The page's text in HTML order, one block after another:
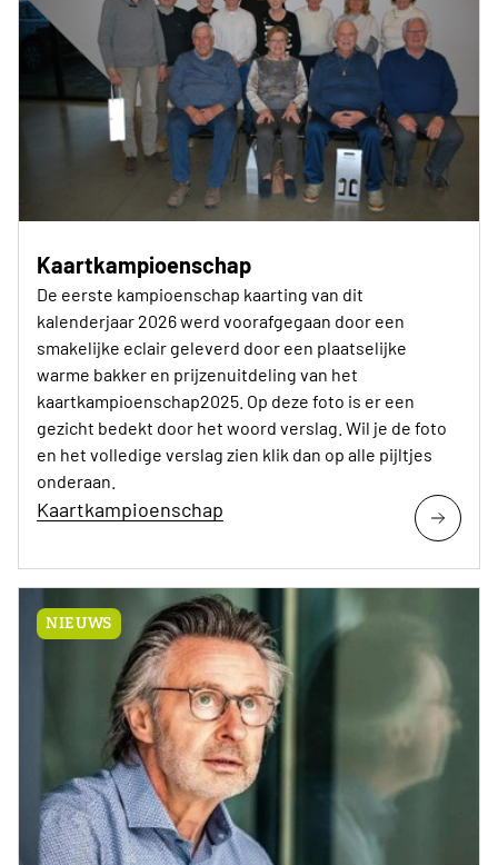
Kaartkampioenschap
De eerste kampioenschap kaarting van dit
kalenderjaar 2026 werd voorafgegaan door een
smakelijke eclair geleverd door een plaatselijke
warme bakker en prijzenuitdeling van het
kaartkampioenschap2025. Op deze foto is er een
gezicht bedekt door het woord verslag. Wil je de foto
en het volledige verslag zien klik dan op alle pijltjes
onderaan.
Kaartkampioenschap
NIEUWS